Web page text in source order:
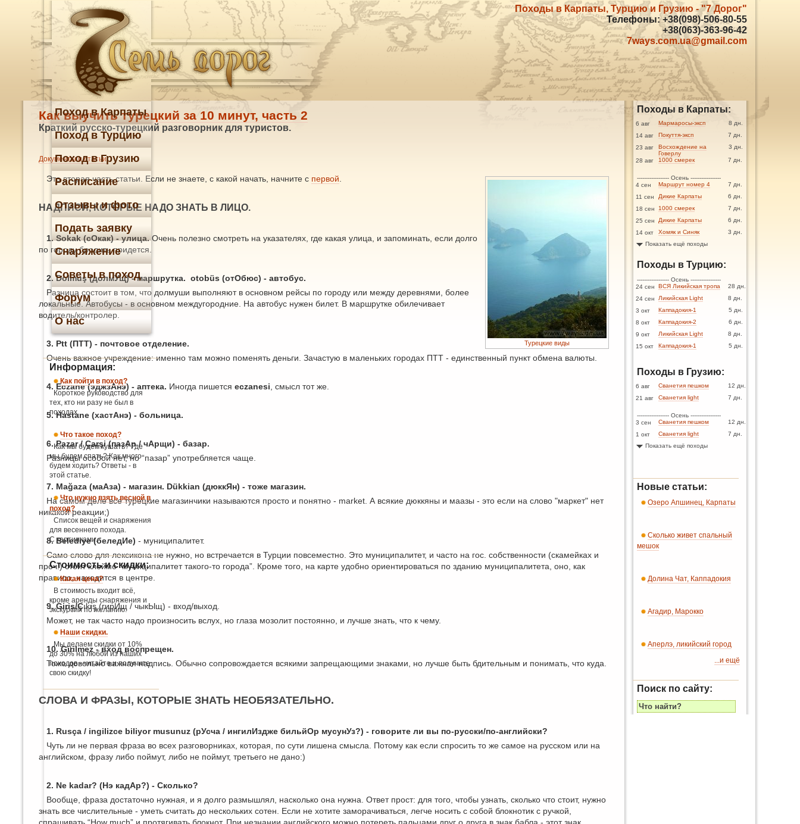
Походы в Карпаты, Турцию и Грузию - "7 Дорог"
Телефоны: +38(098)-506-80-55
+38(063)-363-96-42
7ways.com.ua@gmail.com
Как выучить турецкий за 10 минут, часть 2
Краткий русско-турецкий разговорник для туристов.
Документы и статьи
Турецкие виды
Это вторая часть статьи. Если не знаете, с какой начать, начните с первой
НАДПИСИ, КОТОРЫЕ НАДО ЗНАТЬ В ЛИЦО.
1. Sokak (сОкак) - улица. Очень полезно смотреть на указателях, где какая улица, и запоминать, если долго
по городу бродить придется.
2. Dolmuş (долмУщ) - маршрутка. otobüs (отОбюс) - автобус.
Разница состоит в том, что долмуши выполняют в основном рейсы по городу или между деревнями, более
локальные. Автобусы - в основном междугородние. На автобус нужен билет. В маршрутке обилечивает
водитель/контролер.
3. Ptt (ПТТ) - почтовое отделение.
Очень важное учреждение: именно там можно поменять деньги. Зачастую в маленьких городах ПТТ - единственный пункт обмена валюты.
4. Eczane (эджзАнэ) - аптека. Иногда пишется eczanesi , смысл тот же.
5. Hastane (хастАнэ) - больница.
6. Pazar / Çarşi (пазАр / чАрщи) - базар.
Разницы особой нет, но “пазар” употребляется чаще.
7. Mağaza (маАза) - магазин. Dükkian (дюккЯн) - тоже магазин.
На самом деле все турецкие магазинчики называются просто и понятно - market. А всякие дюккяны и маазы - это если на слово "маркет" нет
никакой реакции;)
8. Belediye (беледИе) - муниципалитет.
Само слово для лексикона не нужно, но встречается в Турции повсеместно. Это муниципалитет, и часто на гос. собственности (скамейках и
проч.) стоит клеймо “муниципалитет такого-то города”. Кроме того, на карте удобно ориентироваться по зданию муниципалитета, оно, как
правило, находится в центре.
9. Giriş/Çıkış (гирИщ / чыкЫщ) - вход/выход.
Может, не так часто надо произносить вслух, но глаза мозолит постоянно, и лучше знать, что к чему.
10. Girilmez - вход воспрещен.
Тоже довольно важная надпись. Обычно сопровождается всякими запрещающими знаками, но лучше быть бдительным и понимать, что куда.
СЛОВА И ФРАЗЫ, КОТОРЫЕ ЗНАТЬ НЕОБЯЗАТЕЛЬНО.
1. Rusça / ingilizce biliyor musunuz (рУсча / ингилИздже бильйОр мусунУз?) - говорите ли вы по-русски/по-английски?
Чуть ли не первая фраза во всех разговорниках, которая, по сути лишена смысла. Потому как если спросить то же самое на русском или на
английском, фразу либо поймут, либо не поймут, третьего не дано:)
2. Ne kadar? (Нэ кадАр?) - Сколько?
Вообще, фраза достаточно нужная, и я долго размышлял, насколько она нужна. Ответ прост: для того, чтобы узнать, сколько что стоит, нужно
знать все числительные - уметь считать до нескольких сотен. Если не хотите заморачиваться, легче носить с собой блокнотик с ручкой,
Поход в Карпаты
Поход в Турцию
Поход в Грузию
Расписание
Отзывы и фото
Подать заявку
Снаряжение
Советы в поход
Форум
О нас
Информация:
Как пойти в поход?
Короткое руководство для
тех, кто ни разу не был в
походах.
Что такое поход?
Как мы будем кушать? Где
мы будем спать? Как много
будем ходить? Ответы - в
этой статье.
Что нужно взять весной в
поход?
Список вещей и снаряжения
для весеннего похода.
С картинками.
Стоимость и скидки:
Какая цена?
В стоимость входит всё,
кроме аренды снаряжения и
экскурсий по желанию.
Наши скидки.
Мы делаем скидки от 10%
до 30% на любой из наших
походов - читайте и получите
свою скидку!
Походы в Карпаты:
6 авг Мармаросы-эксп
8 дн.
14 авг
Покуття-эксп
7 дн.
23 авг
Восхождение на
Говерлу
3 дн.
28 авг 1000 смерек 7 дн.
------------------ Осень -----------------
4 сен
Маршрут номер 4
7 дн.
11 сен
Дикие Карпаты
6 дн.
18 сен
1000 смерек
7 дн.
25 сен
Дикие Карпаты
6 дн.
14 окт
Хомяк и Синяк
3 дн.
Показать ещё походы
Походы в Турцию:
------------------ Осень -----------------
24 сен
ВСЯ Ликийская тропа
28 дн.
24 сен
Ликийская Light
8 дн.
3 окт
Каппадокия-1
5 дн.
8 окт
Каппадокия-2
6 дн.
9 окт
Ликийская Light
8 дн.
15 окт
Каппадокия-1 5 дн.
Походы в Грузию:
6 авг Сванетия пешком
12 дн.
21 авг
Сванетия light 7 дн.
------------------ Осень -----------------
3 сен
Сванетия пешком
12 дн.
1 окт
Сванетия light
7 дн.
Показать ещё походы
Новые статьи:
Озеро Апшинец, Карпаты
Сколько живет спальный
мешок
Долина Чат, Каппадокия
Агадир, Марокко
Аперлэ, ликийский город
...и ещё
Поиск по сайту: